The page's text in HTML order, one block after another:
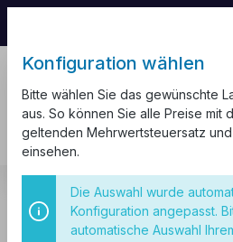
Sicherungskasten IP 20
Sicherungskasten
Konfiguration wählen
Bitte wählen Sie das gewünschte
aus. So können Sie alle Preise mit
geltenden Mehrwertsteuersatz
einsehen.
Die Auswahl wurde
Konfiguration angepasst.
automatische Auswahl